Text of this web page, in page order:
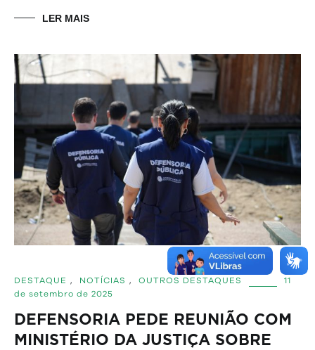
LER MAIS
DESTAQUE , NOTÍCIAS , OUTROS DESTAQUES
11
de setembro de 2025
DEFENSORIA PEDE REUNIÃO COM
MINISTÉRIO DA JUSTIÇA SOBRE